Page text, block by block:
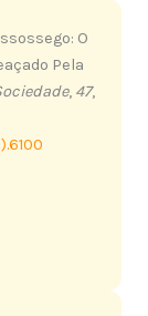
O
Pela
, 47,